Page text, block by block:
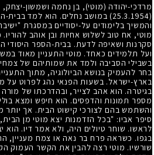
מרדכי-יהודה (מוטי), בן נחמה ושמשון-
(25.3.1954)
במושב נחלים. הוא למד בבית-
והמשיך בלימודים על-יסודיים במסגרת
מוטי, אח טוב לשלוש אחיות ובן אוהב להוריו.
סקרנות ושאיפה לדעת. בבית-הספר היסודי
ועל תלמידים כאחד. מוטי התעניין מאוד
בשבילי הסביבה ולמד את שמותיהם של
בחר להעמיק בנושא הביולוגיה, מתוך
בארץ-ישראל. בשעות הפנאי נהג לפרוט על
בגיטרה. הוא אהב לצייר, ובהדרכתו של
מספר תמונות והדפסים. הוא חיפש ומצא
והשתמש בהם לצורכי קישוט הבית. אך יותר
סיפר אביו: "בכל הזדמנות יצא מוטי מן
לראשו. שוחר טיולים היה, ולא אמר דיו. הוא
בגפו. כשראה פרח בר נאה או צמח מעניין,
שורשיו. מוטי רצה להבין את הקשר העמוק